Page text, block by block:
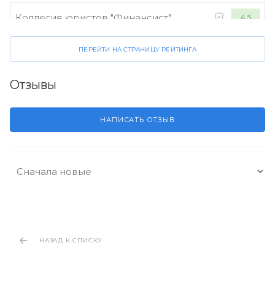
Коллегия юристов "Финансист" 4.5
ПЕРЕЙТИ НА СТРАНИЦУ РЕЙТИНГА
Отзывы
НАПИСАТЬ ОТЗЫВ
НАЗАД К СПИСКУ